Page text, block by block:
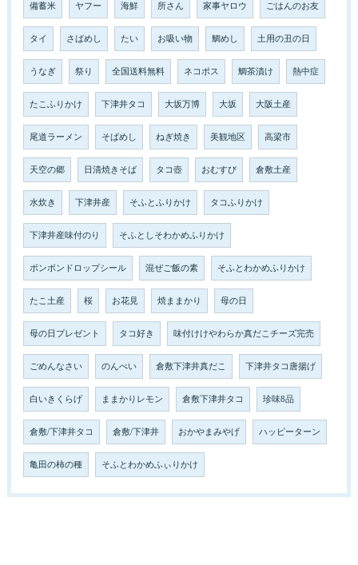
備蓄米 ヤフー 海鮮 所さん 家事ヤロウ ごはんのお友
タイ さばめし たい お吸い物 鯛めし 土用の丑の日
うなぎ 祭り 全国送料無料 ネコポス 鯛茶漬け 熱中症
たこふりかけ 下津井タコ 大坂万博 大坂 大阪土産
尾道ラーメン そばめし ねぎ焼き 美観地区 高梁市
天空の郷 日清焼きそば タコ壺 おむすび 倉敷土産
水炊き 下津井産 そふとふりかけ タコふりかけ
下津井産味付のり そふとしそわかめふりかけ
ボンボンドロップシール 混ぜご飯の素 そふとわかめふりかけ
たこ土産 桜 お花見 焼ままかり 母の日
母の日プレゼント タコ好き 味付けけやわらか真だこチーズ完売
ごめんなさい のんべい 倉敷下津井真だこ 下津井タコ唐揚げ
白いきくらげ ままかりレモン 倉敷下津井タコ 珍味8品
倉敷/下津井タコ 倉敷/下津井 おかやまみやげ ハッピーターン
亀田の柿の種 そふとわかめふぃりかけ